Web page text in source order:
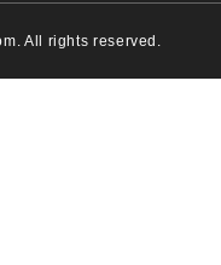
All rights reserved.